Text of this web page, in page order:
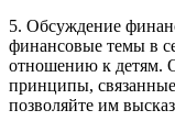
5. Обсуждение
финансовые темы в
отношению к детям.
принципы,
позволяйте им